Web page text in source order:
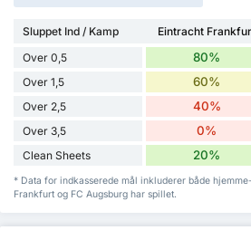
Sluppet Ind / Kamp Eintracht
Over 0,5
80%
Over 1,5 60%
Over 2,5 40%
Over 3,5 0%
Clean Sheets 20%
* Data for indkasserede mål inkluderer både
Frankfurt og FC Augsburg har spillet.